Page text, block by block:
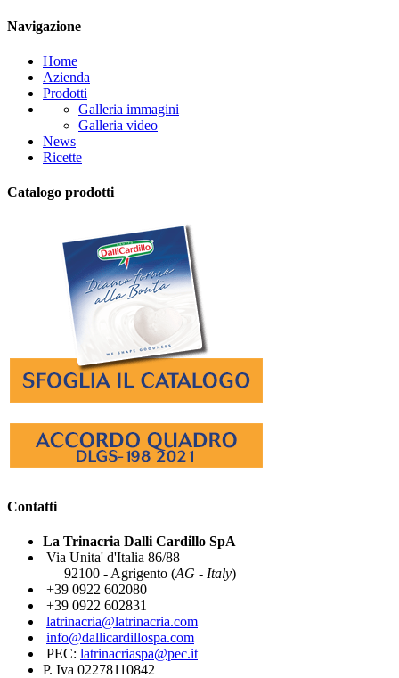
Navigazione
Home
Azienda
Prodotti
Galleria immagini
Galleria video
News
Ricette
Catalogo prodotti
Contatti
La Trinacria Dalli Cardillo SpA
Via Unita' d'Italia 86/88
92100 - Agrigento (AG - Italy)
+39 0922 602080
+39 0922 602831
latrinacria@latrinacria.com
info@dallicardillospa.com
PEC: latrinacriaspa@pec.it
P. Iva 02278110842